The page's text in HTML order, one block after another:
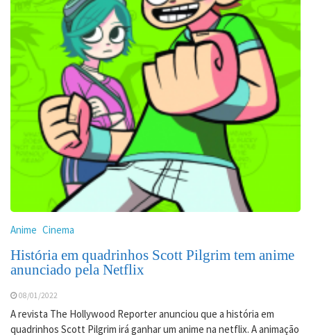
Anime Cinema
História em quadrinhos Scott Pilgrim tem anime
anunciado pela Netflix
08/01/2022
A revista The Hollywood Reporter anunciou que a história em
quadrinhos Scott Pilgrim irá ganhar um anime na netflix. A animação